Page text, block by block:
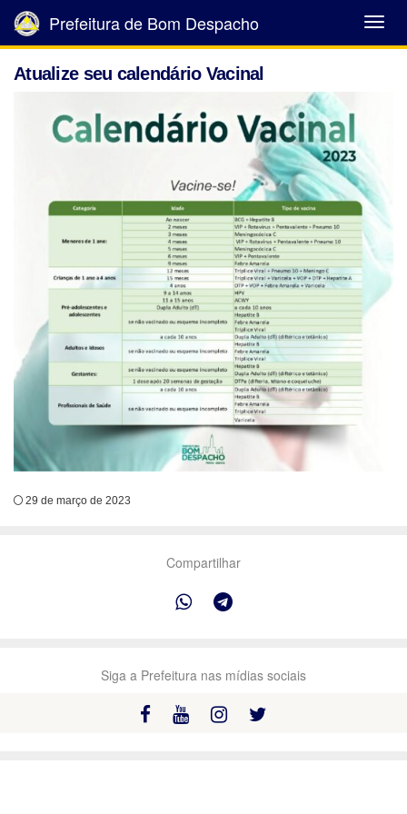
Abrir
Menu
Prefeitura de Bom Despacho
Atualize seu calendário Vacinal
29 de março de 2023
Compartilhar
Siga a Prefeitura nas mídias sociais